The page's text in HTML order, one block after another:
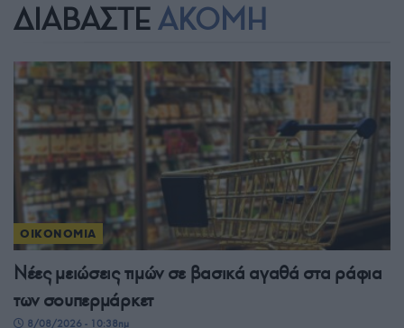
ΔΙΑΒΑΣΤΕ ΑΚΟΜΗ
ΟΙΚΟΝΟΜΙΑ
Νέες μειώσεις τιμών σε βασικά αγαθά στα ράφια
των σουπερμάρκετ
8/08/2026 - 10:38πμ